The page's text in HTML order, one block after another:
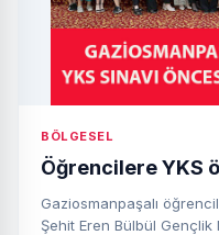
BÖLGESEL
Öğrencilere YKS
Gaziosmanpaşalı
Şehit Eren Bülbül